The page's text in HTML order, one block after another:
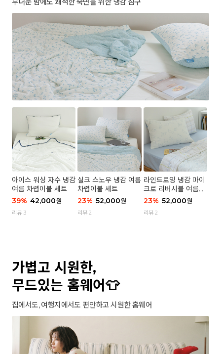
아이스 워싱 자수 냉감
여름 차렵이불 세트
39% 42,000원
리뷰 3
실크 스노우 냉감 여름
차렵이불 세트
23% 52,000원
리뷰 2
라인드로잉 냉감 마이
크로 리버시블 여름이
불 세트
23% 52,000원
리뷰 2
가볍고 시원한,
무드있는 홈웨어👕
집에서도, 여행지에서도 편안하고 시원한 홈웨어